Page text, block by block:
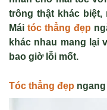
trông thật khác
Máitóc thẳng đẹp
khác nhau mang lại
bao giờ lỗi mốt.
Tóc thẳng đẹp